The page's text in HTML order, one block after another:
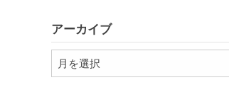
ー
アーカイブ
ア
ー